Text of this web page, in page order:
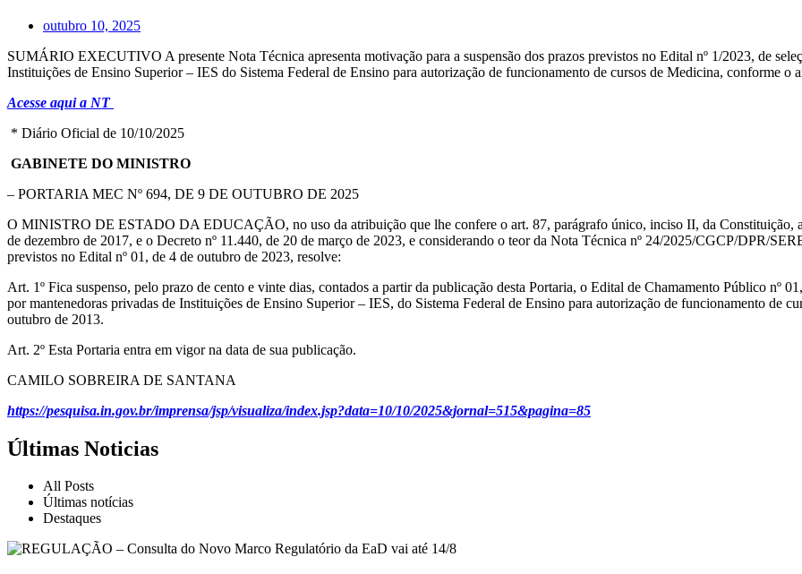
outubro 10, 2025
SUMÁRIO EXECUTIVO A presente Nota Técnica apresenta motivação para a suspensão dos prazos previstos no Edital nº 1/2023, de
Instituições de Ensino Superior – IES do Sistema Federal de Ensino para autorização de funcionamento de cursos de Medicina, conforme o
Acesse aqui a NT
* Diário Oficial de 10/10/2025
GABINETE DO MINISTRO
– PORTARIA MEC Nº 694, DE 9 DE OUTUBRO DE 2025
O MINISTRO DE ESTADO DA EDUCAÇÃO, no uso da atribuição que lhe confere o art. 87, parágrafo único, inciso II, da Constituição,
de dezembro de 2017, e o Decreto nº 11.440, de 20 de março de 2023, e considerando o teor da Nota Técnica nº 24/2025/CGCP/DPR/
previstos no Edital nº 01, de 4 de outubro de 2023, resolve:
Art. 1º Fica suspenso, pelo prazo de cento e vinte dias, contados a partir da publicação desta Portaria, o Edital de Chamamento Público nº
por mantenedoras privadas de Instituições de Ensino Superior – IES, do Sistema Federal de Ensino para autorização de funcionamento de
outubro de 2013.
Art. 2º Esta Portaria entra em vigor na data de sua publicação.
CAMILO SOBREIRA DE SANTANA
https://pesquisa.in.gov.br/imprensa/jsp/visualiza/index.jsp?data=10/10/2025&jornal=515&pagina=85
Últimas Noticias
All Posts
Últimas notícias
Destaques